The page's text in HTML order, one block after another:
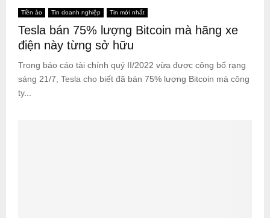
Tiền ảo Tin doanh nghiệp Tin mới nhất
Tesla bán 75% lượng Bitcoin mà hãng xe
điện này từng sở hữu
Trong báo cáo tài chính quý II/2022 vừa được công bố rạng
sáng 21/7, Tesla cho biết đã bán 75% lượng Bitcoin mà công
ty...